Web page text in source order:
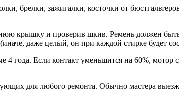
брелки, зажигалки, косточки от
крышку и проверив шкив. Ремень должен быть
даже целый, он при каждой стирке будет
4 года. Если контакт уменьшится на 60%,
для любого ремонта. Обычно мастера